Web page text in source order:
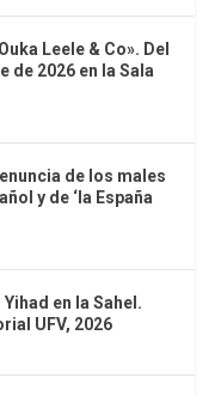
Leele & Co». Del
de 2026 en la Sala
de los males
y de ‘la España
en la Sahel.
UFV, 2026